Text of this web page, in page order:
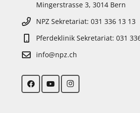
Mingerstrasse 3, 3014 Bern
NPZ Sekretariat: 031 336 13 13
Pferdeklinik Sekretariat: 031
info@npz.ch